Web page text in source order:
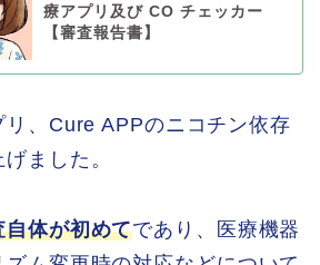
療アプリ及び CO チェッカー
【審査報告書】
リ、Cure APPのニコチン依存
ました。
自体が初めてであり、医療機器